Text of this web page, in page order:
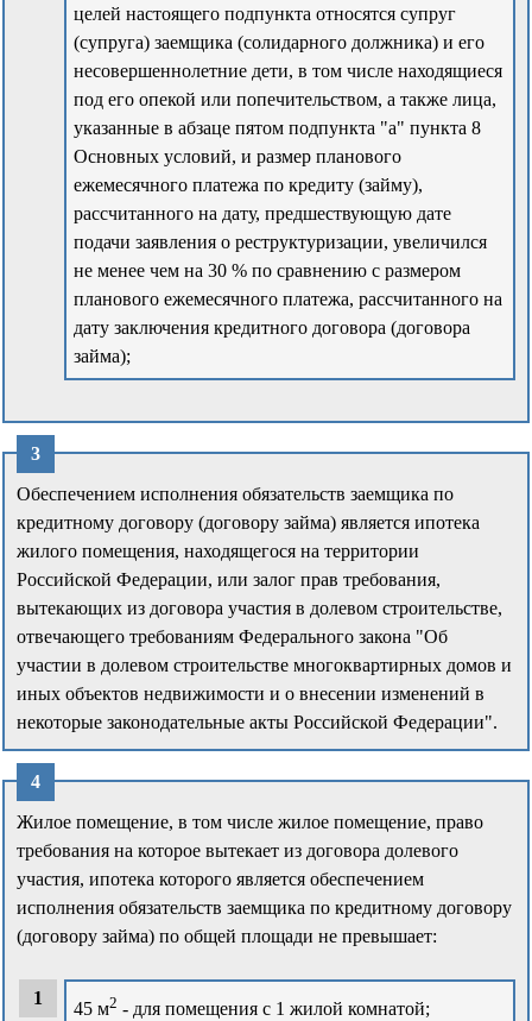
целей настоящего подпункта относятся супруг
(супруга) заемщика (солидарного должника) и его
несовершеннолетние дети, в том числе находящиеся
под его опекой или попечительством, а также лица,
указанные в абзаце пятом подпункта "а" пункта 8
Основных условий, и размер планового
ежемесячного платежа по кредиту (займу),
рассчитанного на дату, предшествующую дате
подачи заявления о реструктуризации, увеличился
не менее чем на 30 % по сравнению с размером
планового ежемесячного платежа, рассчитанного на
дату заключения кредитного договора (договора
займа);
Обеспечением исполнения обязательств заемщика по
кредитному договору (договору займа) является ипотека
жилого помещения, находящегося на территории
Российской Федерации, или залог прав требования,
вытекающих из договора участия в долевом строительстве,
отвечающего требованиям Федерального закона "Об
участии в долевом строительстве многоквартирных домов и
иных объектов недвижимости и о внесении изменений в
некоторые законодательные акты Российской Федерации".
Жилое помещение, в том числе жилое помещение, право
требования на которое вытекает из договора долевого
участия, ипотека которого является обеспечением
исполнения обязательств заемщика по кредитному договору
(договору займа) по общей площади не превышает:
45 м2 - для помещения с 1 жилой комнатой;